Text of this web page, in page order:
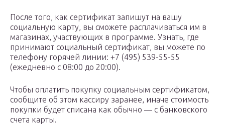
После того, как сертификат запишут на вашу
социальную карту, вы сможете расплачиваться им в
магазинах, участвующих в программе. Узнать, где
принимают социальный сертификат, вы можете по
телефону горячей линии: +7 (495) 539-55-55
(ежедневно с 08:00 до 20:00).
Чтобы оплатить покупку социальным сертификатом,
сообщите об этом кассиру заранее, иначе стоимость
покупки будет списана как обычно — с банковского
счета карты.